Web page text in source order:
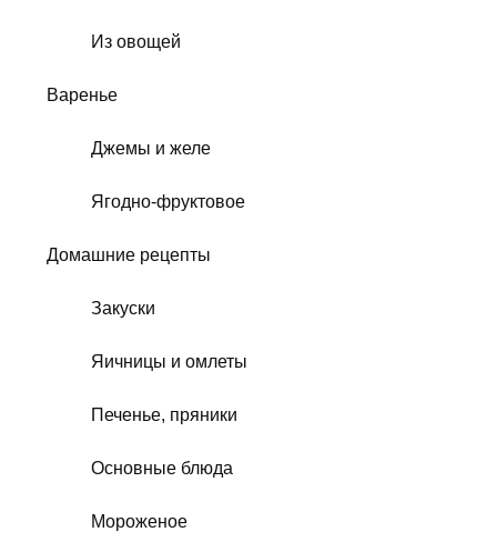
Из овощей
Варенье
Джемы и желе
Ягодно-фруктовое
Домашние рецепты
Закуски
Яичницы и омлеты
Печенье, пряники
Основные блюда
Мороженое